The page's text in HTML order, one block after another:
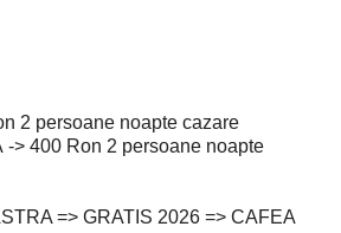
2 persoane noapte cazare
-> 400 Ron 2 persoane noapte
=> GRATIS 2026 => CAFEA